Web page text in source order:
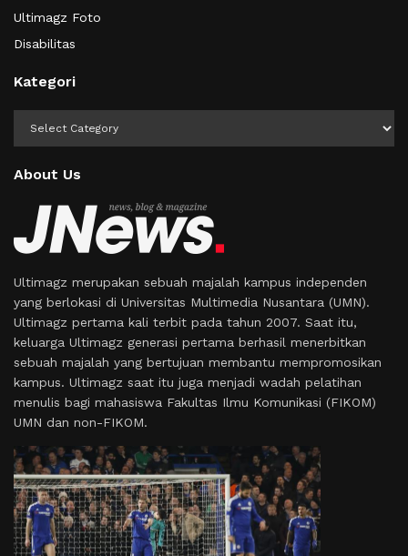
Ultimagz Foto
Disabilitas
Kategori
About Us
Ultimagz merupakan sebuah majalah kampus independen
yang berlokasi di Universitas Multimedia Nusantara (UMN).
Ultimagz pertama kali terbit pada tahun 2007. Saat itu,
keluarga Ultimagz generasi pertama berhasil menerbitkan
sebuah majalah yang bertujuan membantu mempromosikan
kampus. Ultimagz saat itu juga menjadi wadah pelatihan
menulis bagi mahasiswa Fakultas Ilmu Komunikasi (FIKOM)
UMN dan non-FIKOM.